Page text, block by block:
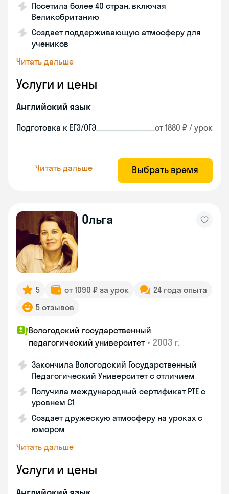
Посетила более 40 стран, включая
Великобританию
Создает поддерживающую атмосферу для
учеников
Читать дальше
Услуги и цены
Английский язык
Подготовка к ЕГЭ/ОГЭ от 1880 ₽ / урок
Читать дальше Выбрать время
Ольга
5 от 1090 ₽ за урок
24 года опыта
5 отзывов
Вологодский государственный
педагогический университет • 2003 г.
Закончила Вологодский Государственный
Педагогический Университет с отличием
Получила международный сертификат PTE с
уровнем C1
Создает дружескую атмосферу на уроках с
юмором
Читать дальше
Услуги и цены